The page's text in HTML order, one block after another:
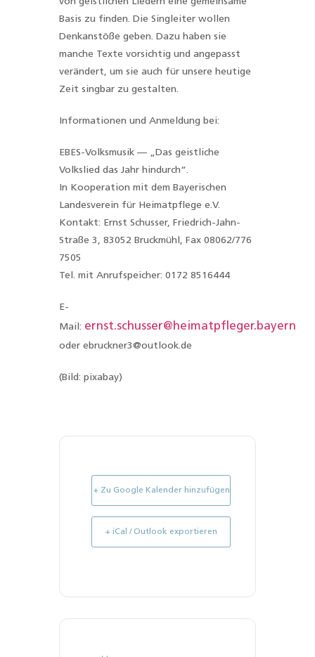
Basis zu finden. Die Singleiter wollen
Denkanstöße geben. Dazu haben sie
manche Texte vorsichtig und angepasst
verändert, um sie auch für unsere heutige
Zeit singbar zu gestalten.
Informationen und Anmeldung bei:
EBES-Volksmusik — „Das geistliche
Volkslied das Jahr hindurch“.
In Kooperation mit dem Bayerischen
Landesverein für Heimatpflege e.V.
Kontakt: Ernst Schusser, Friedrich-Jahn-
Straße 3, 83052 Bruckmühl, Fax 08062/776
7505
Tel. mit Anrufspeicher: 0172 8516444
E-
Mail: ernst.schusser@heimatpfleger.bayern
oder ebruckner3@outlook.de
(Bild: pixabay)
+ Zu Google Kalender hinzufügen
+ iCal / Outlook exportieren